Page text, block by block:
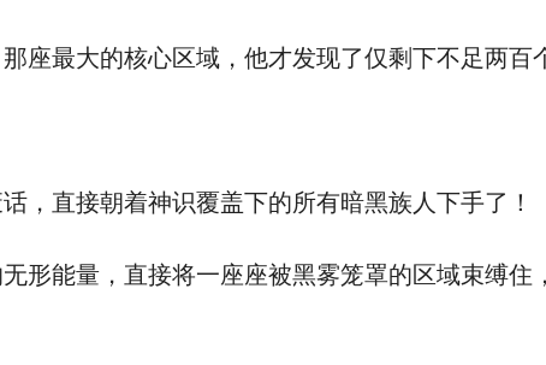
最大的核心区域，他才发现了仅剩下不足两百
直接朝着神识覆盖下的所有暗黑族人下手了！
能量，直接将一座座被黑雾笼罩的区域束缚住